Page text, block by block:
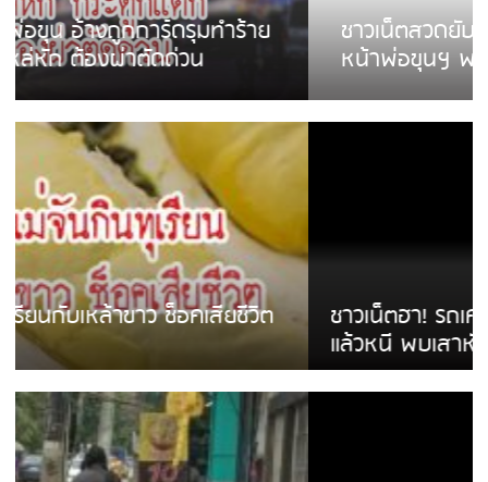
ชาวเน็ตสวดยับ! พบพม่าเร่ขายพวงมาลัย
หน้าพ่อขุนฯ พอไม่ซื้อเดินตาม
ชาวเน็ตฮา! รถเครื่องแม่สายชนป้ายร้านโลงศพ
แล้วหนี พบเสาหัก เบรคหัก หวิดได้ใช้บริการ